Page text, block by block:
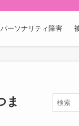
ーソナリティ障害
ま